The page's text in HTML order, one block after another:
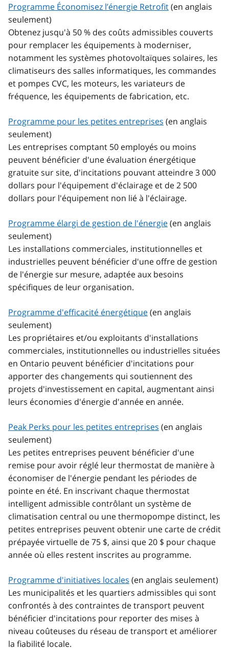
Programme Économisez l’énergie Retrofit(en anglais
seulement)
Obtenez jusqu'à 50 % des coûts admissibles couverts
pour remplacer les équipements à moderniser,
notamment les systèmes photovoltaïques solaires, les
climatiseurs des salles informatiques, les commandes
et pompes CVC, les moteurs, les variateurs de
fréquence, les équipements de fabrication, etc.
Programme pour les petites entreprises (en anglais
seulement)
Les entreprises comptant 50 employés ou moins
peuvent bénéficier d'une évaluation énergétique
gratuite sur site, d'incitations pouvant atteindre 3 000
dollars pour l'équipement d'éclairage et de 2 500
dollars pour l'équipement non lié à l'éclairage.
Programme élargi de gestion de l'énergie(en anglais
seulement)
Les installations commerciales, institutionnelles et
industrielles peuvent bénéficier d'une offre de gestion
de l'énergie sur mesure, adaptée aux besoins
spécifiques de leur organisation.
Programme d'efficacité énergétique(en anglais
seulement)
Les propriétaires et/ou exploitants d'installations
commerciales, institutionnelles ou industrielles situées
en Ontario peuvent bénéficier d'incitations pour
apporter des changements qui soutiennent des
projets d'investissement en capital, augmentant ainsi
leurs économies d'énergie d'année en année.
Peak Perks pour les petites entreprises (en anglais
seulement)
Les petites entreprises peuvent bénéficier d'une
remise pour avoir réglé leur thermostat de manière à
économiser de l'énergie pendant les périodes de
pointe en été. En inscrivant chaque thermostat
intelligent admissible contrôlant un système de
climatisation central ou une thermopompe distinct, les
petites entreprises peuvent obtenir une carte de crédit
prépayée virtuelle de 75 $, ainsi que 20 $ pour chaque
année où elles restent inscrites au programme.
Programme d'initiatives locales (en anglais seulement)
Les municipalités et les quartiers admissibles qui sont
confrontés à des contraintes de transport peuvent
bénéficier d'incitations pour reporter des mises à
niveau coûteuses du réseau de transport et améliorer
la fiabilité locale.